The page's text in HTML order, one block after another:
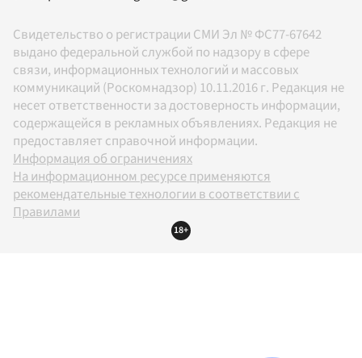
Свидетельство о регистрации СМИ Эл № ФС77-67642
выдано федеральной службой по надзору в сфере
связи, информационных технологий и массовых
коммуникаций (Роскомнадзор) 10.11.2016 г. Редакция не
несет ответственности за достоверность информации,
содержащейся в рекламных объявлениях. Редакция не
предоставляет справочной информации.
Информация об ограничениях
На информационном ресурсе применяются
рекомендательные технологии в соответствии с
Правилами
18+